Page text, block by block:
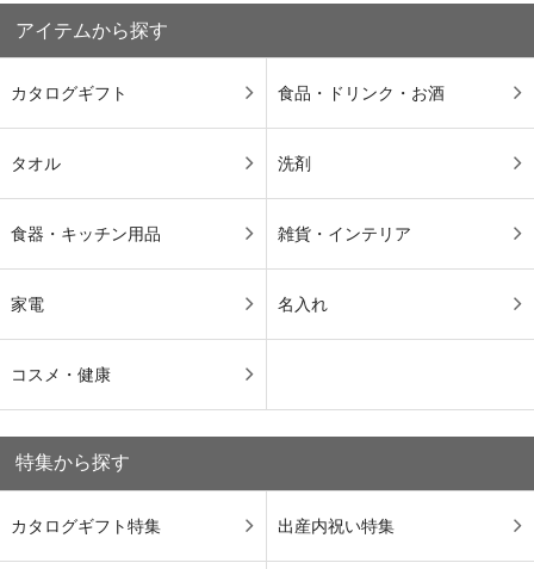
アイテムから探す
カタログギフト 食品・ドリンク・お酒
タオル 洗剤
食器・キッチン用品 雑貨・インテリア
家電 名入れ
コスメ・健康
特集から探す
カタログギフト特集 出産内祝い特集